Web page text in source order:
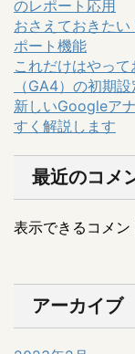
のレポート応用
おさえておきた
ポート機能
これだけはやっ
（GA4）の初期設
新しいGoogleア
すく解説します
最近のコメ
表示できるコメン
アーカイブ